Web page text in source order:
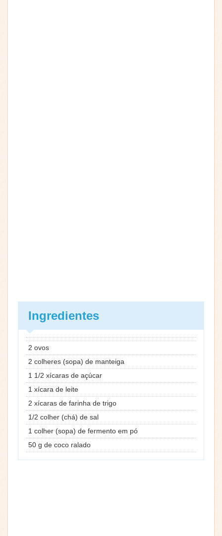
Ingredientes
2 ovos
2 colheres (sopa) de manteiga
1 1/2 xícaras de açúcar
1 xícara de leite
2 xícaras de farinha de trigo
1/2 colher (chá) de sal
1 colher (sopa) de fermento em pó
50 g de coco ralado